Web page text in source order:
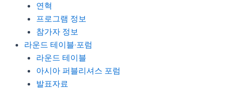
연혁
프로그램 정보
참가자 정보
라운드 테이블·포럼
라운드 테이블
아시아 퍼블리셔스 포럼
발표자료